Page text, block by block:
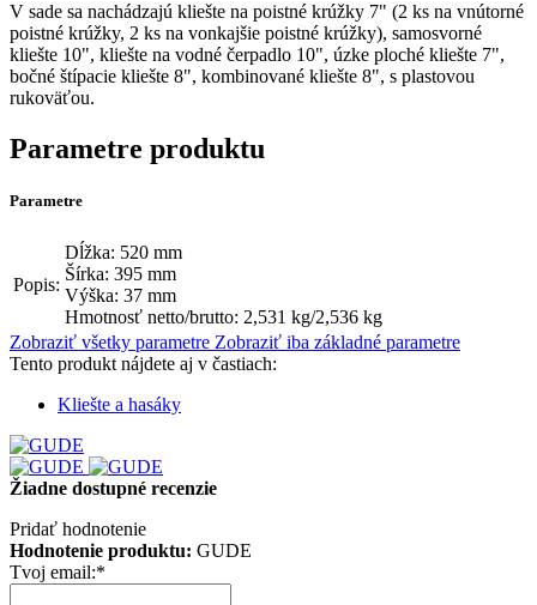
V sade sa nachádzajú kliešte na poistné krúžky 7" (2 ks na vnútorné
poistné krúžky, 2 ks na vonkajšie poistné krúžky), samosvorné
kliešte 10", kliešte na vodné čerpadlo 10", úzke ploché kliešte 7",
bočné štípacie kliešte 8", kombinované kliešte 8", s plastovou
rukoväťou.
Parametre produktu
Parametre
Popis:
Dĺžka: 520 mm
Šírka: 395 mm
Výška: 37 mm
Hmotnosť netto/brutto: 2,531 kg/2,536 kg
Zobraziť všetky parametre Zobraziť iba základné parametre
Tento produkt nájdete aj v častiach:
Kliešte a hasáky
Žiadne dostupné recenzie
Pridať hodnotenie
Hodnotenie produktu: GUDE
Tvoj email:*